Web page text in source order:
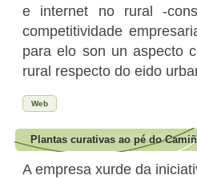
e internet no rural -
competitividade
para elo son un aspecto
rural respecto do eido
Web
Plantas curativas ao pé do
A empresa xurde da